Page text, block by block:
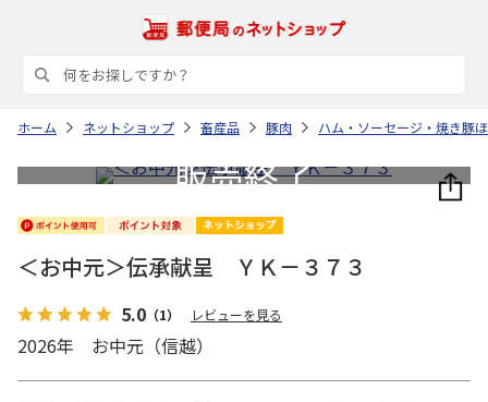
ホーム ネットショップ 畜産品 豚肉 ハム・ソーセージ・焼き豚
＜お中元＞伝承献呈 ＹＫ－３７３
5.0 （1） レビューを見る
2026年 お中元（信越）